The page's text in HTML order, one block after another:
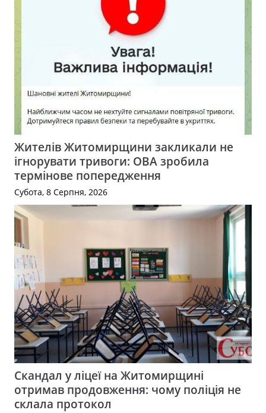
Жителів Житомирщини закликали не
ігнорувати тривоги: ОВА зробила
термінове попередження
Субота, 8 Серпня, 2026
Скандал у ліцеї на Житомирщині
отримав продовження: чому поліція не
склала протокол